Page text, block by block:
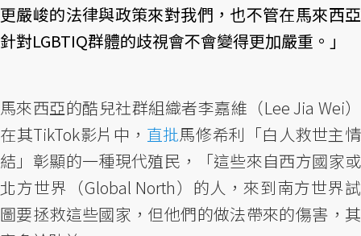
更嚴峻的法律與政策來對我們，也不管在馬來西亞
針對LGBTIQ群體的歧視會不會變得更加嚴重。」
馬來西亞的酷兒社群組織者李嘉維（Lee Jia Wei）
在其TikTok影片中， 直批馬修希利「白人救世主情
結」彰顯的一種現代殖民，「這些來自西方國家或
北方世界（Global North）的人，來到南方世界試
圖要拯救這些國家，但他們的做法帶來的傷害，其